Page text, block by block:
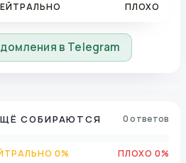
ПЛОХО
в Telegram
СОБИРАЮТСЯ 0 ответов
0% ПЛОХО 0%